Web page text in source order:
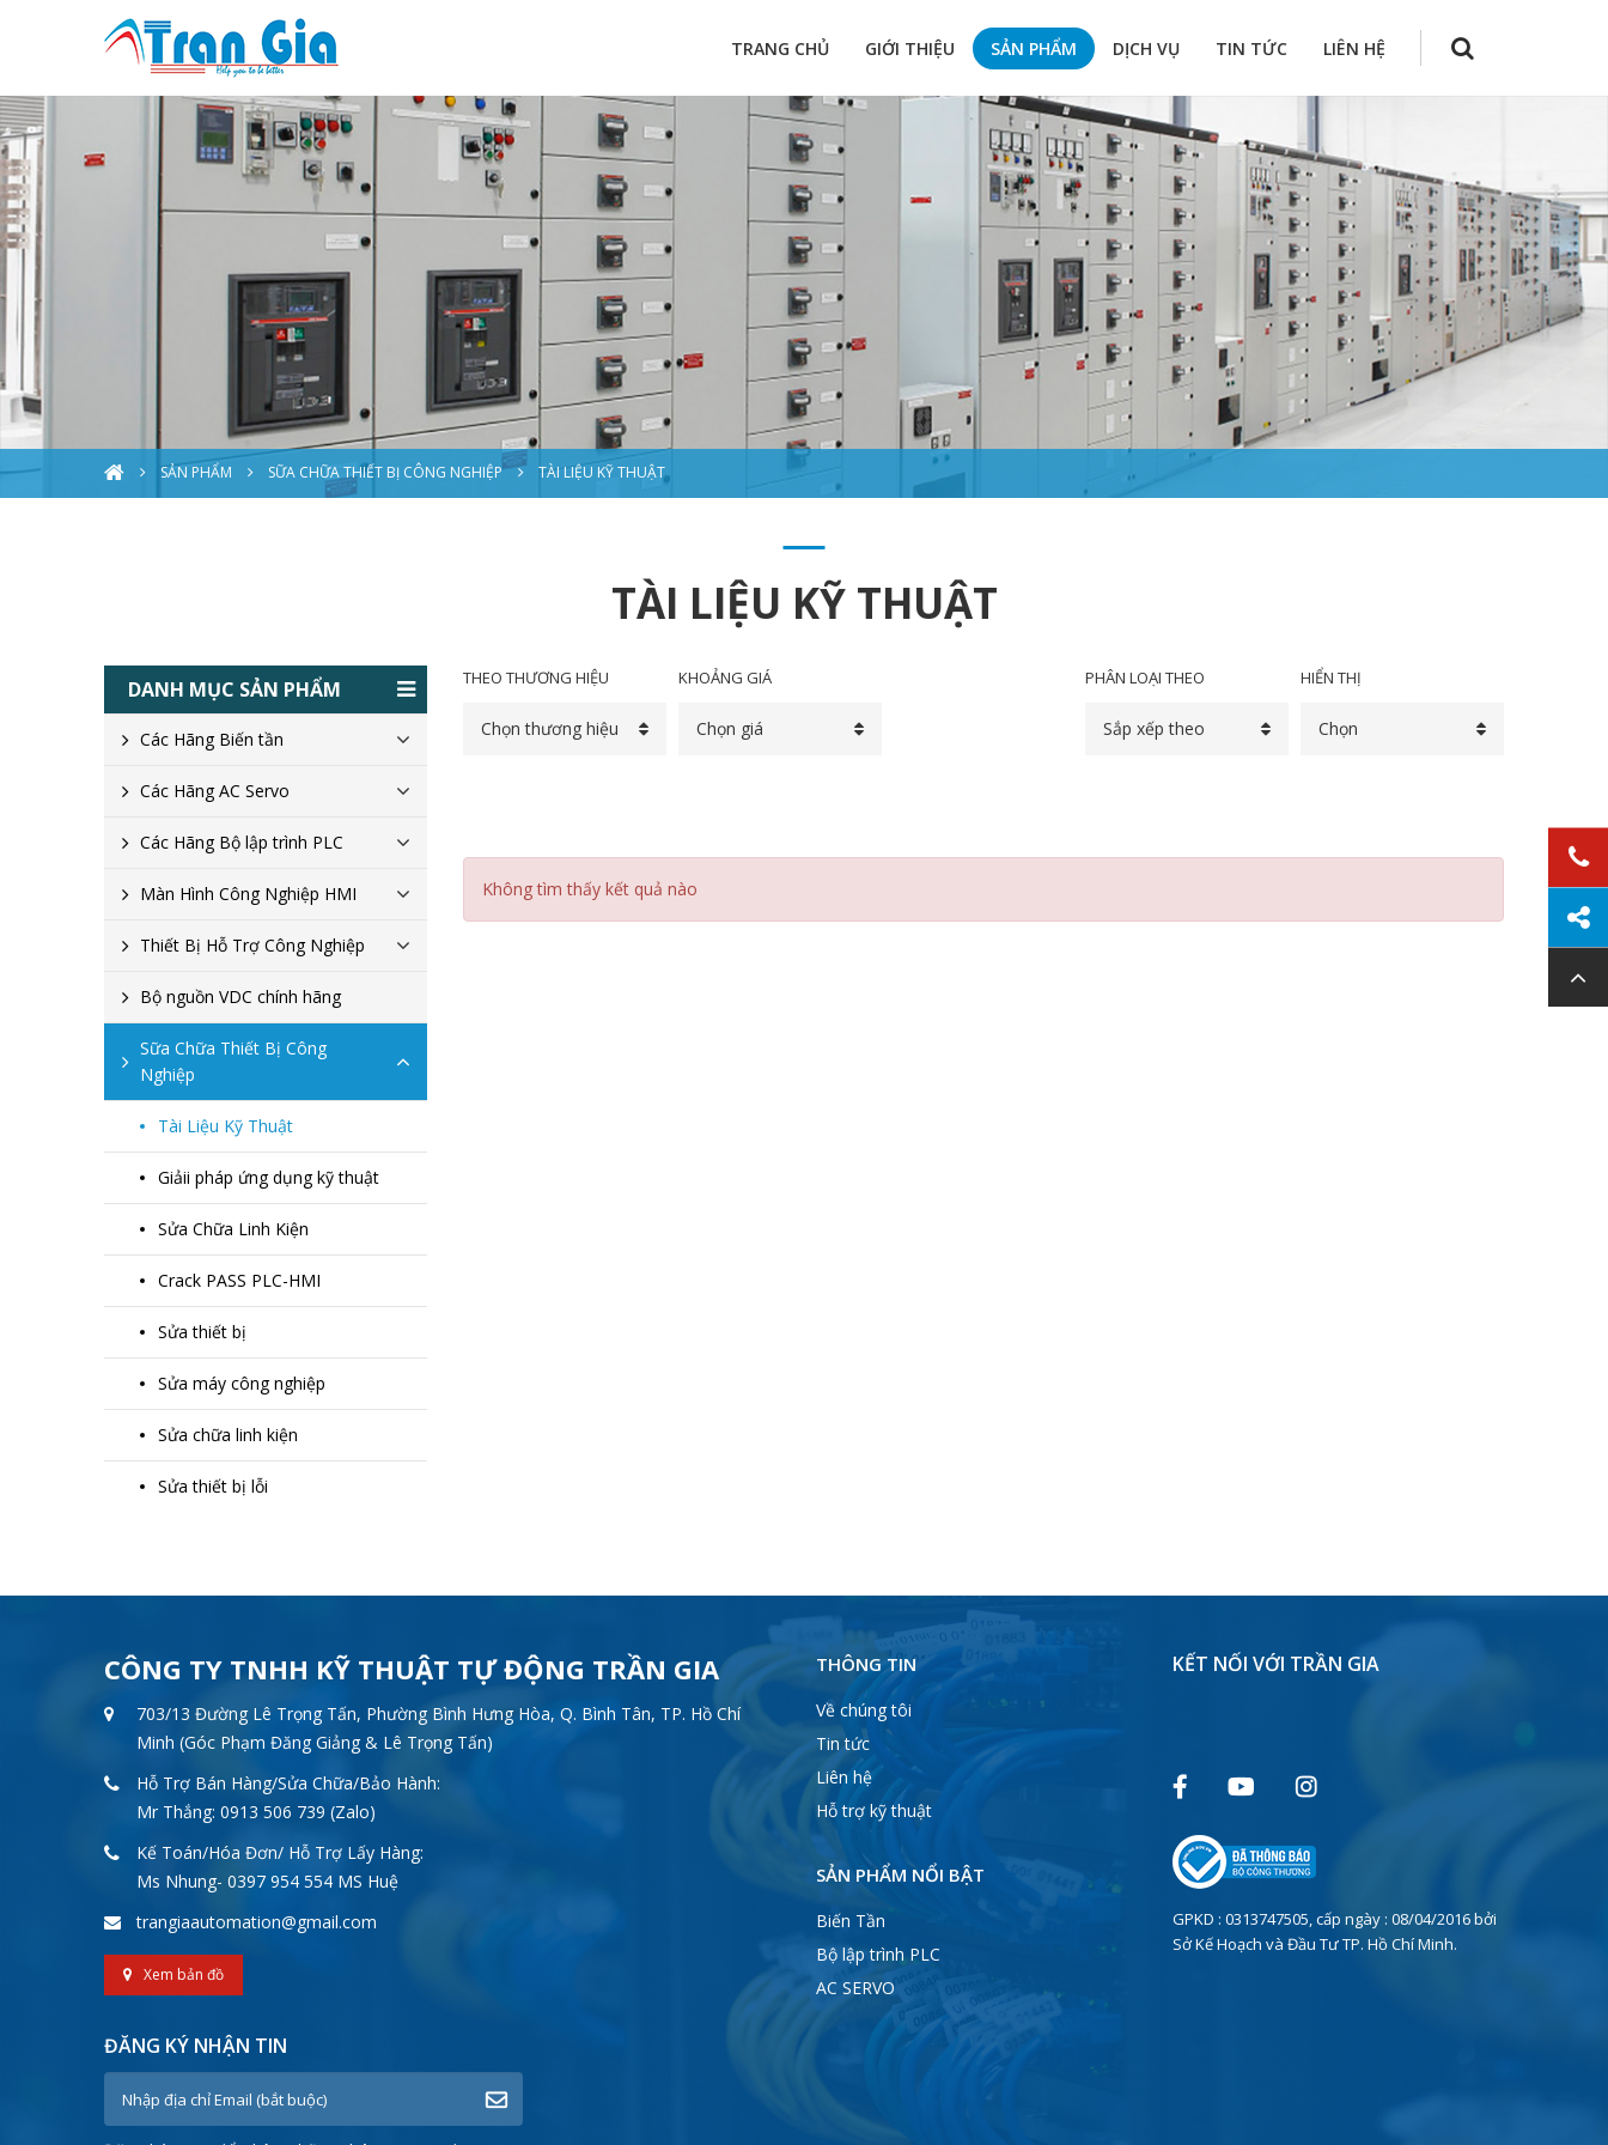
TRANG CHỦ GIỚI THIỆU SẢN PHẨM DỊCH VỤ TIN TỨC LIÊN HỆ
SẢN PHẨM SỮA CHỮA THIẾT BỊ CÔNG NGHIỆP TÀI LIỆU KỸ THUẬT
TÀI LIỆU KỸ THUẬT
DANH MỤC SẢN PHẨM
Các Hãng Biến tần
Các Hãng AC Servo
Các Hãng Bộ lập trình PLC
Màn Hình Công Nghiệp HMI
Thiết Bị Hỗ Trợ Công Nghiệp
Bộ nguồn VDC chính hãng
Sữa Chữa Thiết Bị Công
Nghiệp
Tài Liệu Kỹ Thuật
Giảii pháp ứng dụng kỹ thuật
Sửa Chữa Linh Kiện
Crack PASS PLC-HMI
Sửa thiết bị
Sửa máy công nghiệp
Sửa chữa linh kiện
Sửa thiết bị lỗi
THEO THƯƠNG HIỆU
Chọn thương hiệu
KHOẢNG GIÁ
Chọn giá
PHÂN LOẠI THEO
Sắp xếp theo
HIỂN THỊ
Chọn
Không tìm thấy kết quả nào
CÔNG TY TNHH KỸ THUẬT TỰ ĐỘNG TRẦN GIA
703/13 Đường Lê Trọng Tấn, Phường Bình Hưng Hòa, Q. Bình Tân, TP. Hồ Chí
Minh (Góc Phạm Đăng Giảng & Lê Trọng Tấn)
Hỗ Trợ Bán Hàng/Sửa Chữa/Bảo Hành:
Mr Thắng: 0913 506 739 (Zalo)
Kế Toán/Hóa Đơn/ Hỗ Trợ Lấy Hàng:
Ms Nhung- 0397 954 554 MS Huệ
trangiaautomation@gmail.com
Xem bản đồ
ĐĂNG KÝ NHẬN TIN
THÔNG TIN
Về chúng tôi
Tin tức
Liên hệ
Hỗ trợ kỹ thuật
SẢN PHẨM NỔI BẬT
Biến Tần
Bộ lập trình PLC
AC SERVO
KẾT NỐI VỚI TRẦN GIA
GPKD : 0313747505, cấp ngày : 08/04/2016 bởi
Sở Kế Hoạch và Đầu Tư TP. Hồ Chí Minh.